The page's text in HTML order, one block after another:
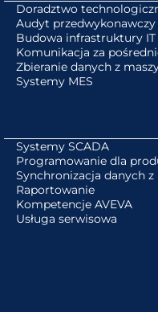
Doradztwo
Audyt przedwykonawczy
Budowa infrastruktury IT
Komunikacja za
Zbieranie danych z
Systemy MES
Systemy SCADA
Programowanie dla
Synchronizacja danych z
Raportowanie
Kompetencje AVEVA
Usługa serwisowa